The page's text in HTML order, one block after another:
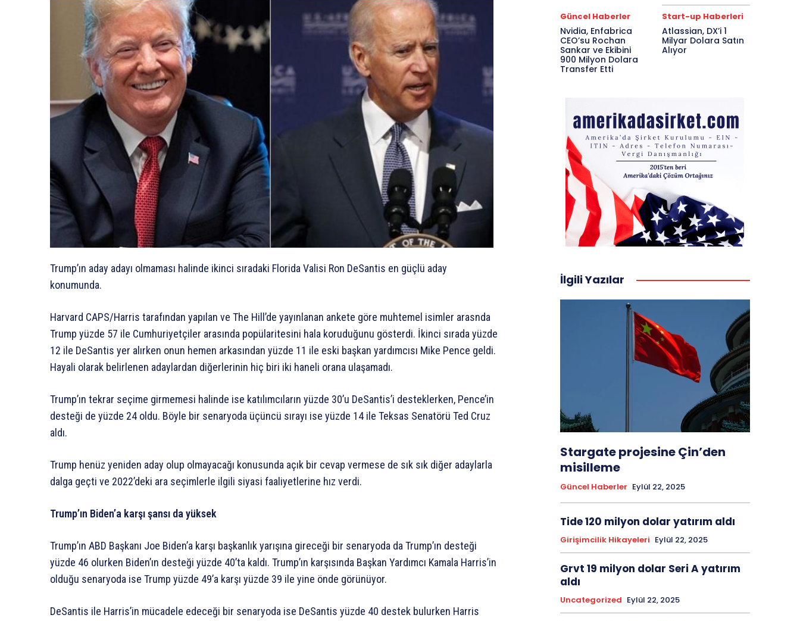
Trump’ın aday adayı olmaması halinde ikinci sıradaki Florida Valisi Ron DeSantis en güçlü aday
konumunda.
Harvard CAPS/Harris tarafından yapılan ve The Hill’de yayınlanan ankete göre muhtemel isimler arasnda
Trump yüzde 57 ile Cumhuriyetçiler arasında popülaritesini hala koruduğunu gösterdi. İkinci sırada yüzde
12 ile DeSantis yer alırken onun hemen arkasından yüzde 11 ile eski başkan yardımcısı Mike Pence geldi.
Hayali olarak belirlenen adaylardan diğerlerinin hiç biri iki haneli orana ulaşamadı.
Trump’ın tekrar seçime girmemesi halinde ise katılımcıların yüzde 30’u DeSantis’i desteklerken, Pence’in
desteği de yüzde 24 oldu. Böyle bir senaryoda üçüncü sırayı ise yüzde 14 ile Teksas Senatörü Ted Cruz
aldı.
Trump henüz yeniden aday olup olmayacağı konusunda açık bir cevap vermese de sık sık diğer adaylarla
dalga geçti ve 2022’deki ara seçimlerle ilgili siyasi faaliyetlerine hız verdi.
Trump’ın Biden’a karşı şansı da yüksek
Trump’ın ABD Başkanı Joe Biden’a karşı başkanlık yarışına gireceği bir senaryoda da Trump’ın desteği
yüzde 46 olurken Biden’ın desteği yüzde 40’ta kaldı. Trump’ın karşısında Başkan Yardımcı Kamala Harris’in
olduğu senaryoda ise Trump yüzde 49’a karşı yüzde 39 ile yine önde görünüyor.
DeSantis ile Harris’in mücadele edeceği bir senaryoda ise DeSantis yüzde 40 destek bulurken Harris
Güncel Haberler
Nvidia, Enfabrica
CEO’su Rochan
Sankar ve Ekibini
900 Milyon Dolara
Transfer Etti
Start-up Haberleri
Atlassian, DX’i 1
Milyar Dolara Satın
Alıyor
İlgili Yazılar
Stargate projesine Çin’den
misilleme
Güncel Haberler Eylül 22, 2025
Tide 120 milyon dolar yatırım aldı
Girişimcilik Hikayeleri Eylül 22, 2025
Grvt 19 milyon dolar Seri A yatırım
aldı
Uncategorized Eylül 22, 2025